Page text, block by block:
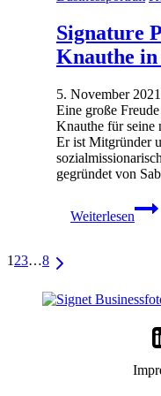
Signature
Knauthe in
5. November 2021
Eine große
Knauthe für seine
Er ist Mitgründer
gegründet von
Weiterlesen
Seitennavigation
1 23…8Nächste